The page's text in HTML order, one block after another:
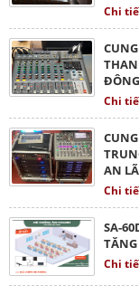
Chi
Chi
AN
Chi
SA-
Chi